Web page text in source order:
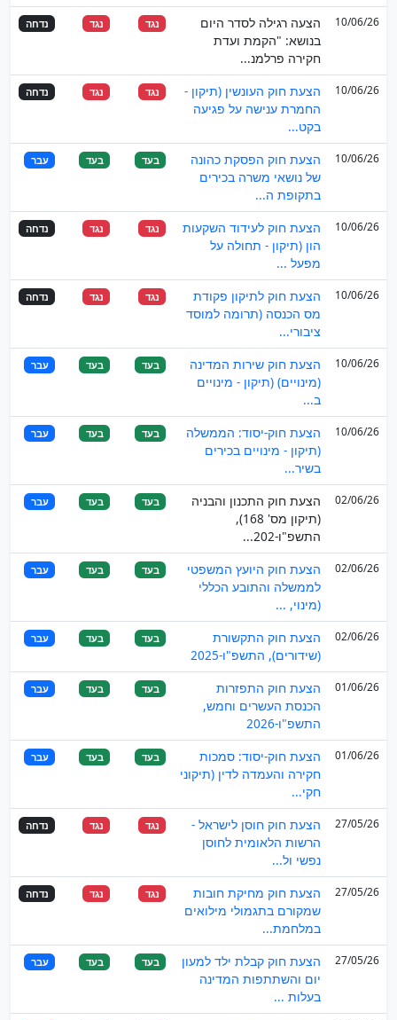
10/06/26
הצעה רגילה לסדר היום
בנושא: "הקמת ועדת
חקירה פרלמנ...
נגד נגד נדחה
10/06/26
הצעת חוק העונשין (תיקון -
החמרת ענישה על פגיעה
בקט...
נגד נגד נדחה
10/06/26
הצעת חוק הפסקת כהונה
של נושאי משרה בכירים
בתקופת ה...
בעד בעד עבר
10/06/26
הצעת חוק לעידוד השקעות
הון (תיקון - תחולה על
מפעל ...
נגד נגד נדחה
10/06/26
הצעת חוק לתיקון פקודת
מס הכנסה (תרומה למוסד
ציבורי...
נגד נגד נדחה
10/06/26
הצעת חוק שירות המדינה
(מינויים) (תיקון - מינויים
ב...
בעד בעד עבר
10/06/26
הצעת חוק-יסוד: הממשלה
(תיקון - מינויים בכירים
בשיר...
בעד בעד עבר
02/06/26
הצעת חוק התכנון והבניה
(תיקון מס' 168),
התשפ"ו-202...
בעד בעד עבר
02/06/26
הצעת חוק היועץ המשפטי
לממשלה והתובע הכללי
(מינוי, ...
בעד בעד עבר
02/06/26
הצעת חוק התקשורת
(שידורים), התשפ"ו-2025
בעד בעד עבר
01/06/26
הצעת חוק התפזרות
הכנסת העשרים וחמש,
התשפ"ו-2026
בעד בעד עבר
01/06/26
הצעת חוק-יסוד: סמכות
חקירה והעמדה לדין (תיקוני
חקי...
בעד בעד עבר
27/05/26
הצעת חוק חוסן לישראל -
הרשות הלאומית לחוסן
נפשי ול...
נגד נגד נדחה
27/05/26
הצעת חוק מחיקת חובות
שמקורם בתגמולי מילואים
במלחמת...
נגד נגד נדחה
27/05/26
הצעת חוק קבלת ילד למעון
יום והשתתפות המדינה
בעלות ...
בעד בעד עבר